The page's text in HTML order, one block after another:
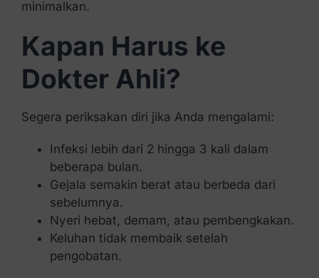
minimalkan.
Kapan Harus ke
Dokter Ahli?
Segera periksakan diri jika Anda mengalami:
Infeksi lebih dari 2 hingga 3 kali dalam
beberapa bulan.
Gejala semakin berat atau berbeda dari
sebelumnya.
Nyeri hebat, demam, atau pembengkakan.
Keluhan tidak membaik setelah
pengobatan.